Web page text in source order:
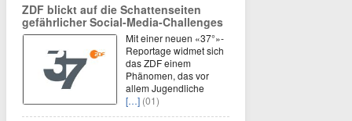
ZDF blickt auf die Schattenseiten
gefährlicher Social-Media-Challenges
Mit einer neuen «37°»-
Reportage widmet sich
das ZDF einem
Phänomen, das vor
allem Jugendliche
[…] (01)